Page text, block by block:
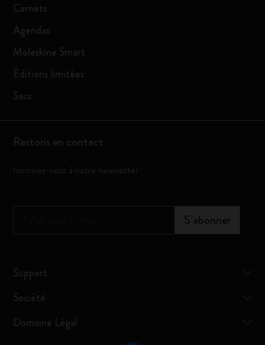
Carnets
Agendas
Moleskine Smart
Éditions limitées
Sacs
Restons en contact
Inscrivez-vous à notre newsletter
S’abonner
Support
Société
Domaine Légal